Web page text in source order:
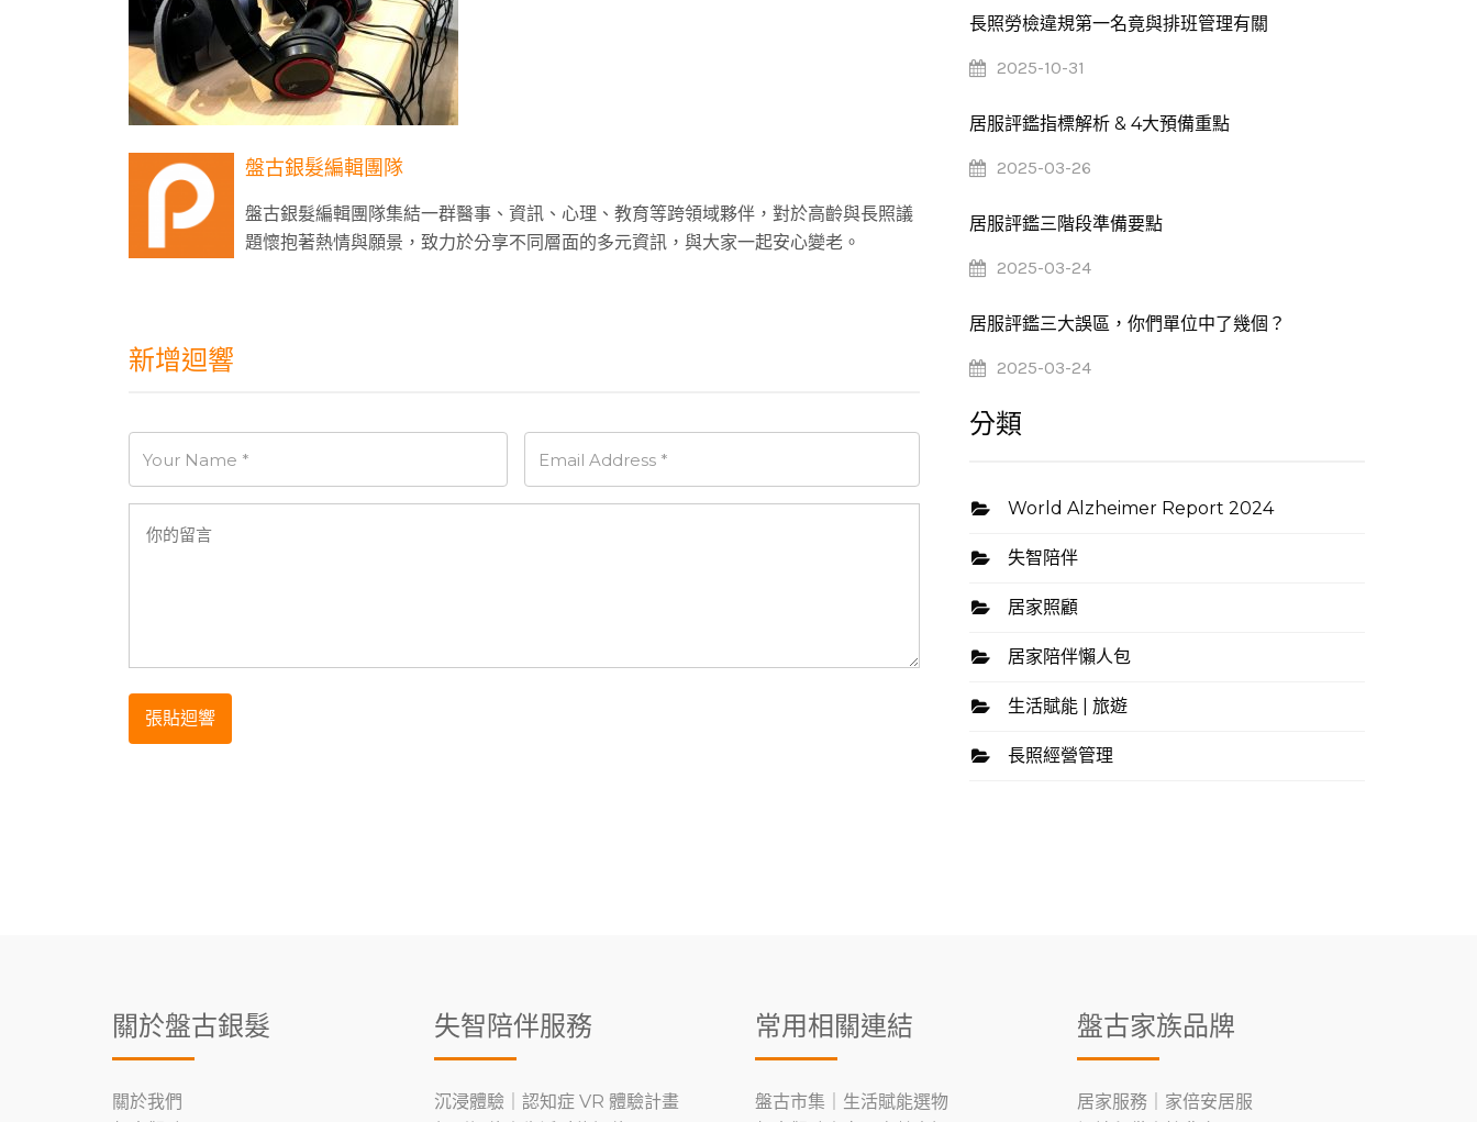
盤古銀髮編輯團隊
盤古銀髮編輯團隊集結一群醫事、資訊、心理、教育等跨領域夥伴，對於高齡與長照議
題懷抱著熱情與願景，致力於分享不同層面的多元資訊，與大家一起安心變老。
新增迴響
長照勞檢違規第一名竟與排班管理有關
2025-10-31
居服評鑑指標解析 & 4大預備重點
2025-03-26
居服評鑑三階段準備要點
2025-03-24
居服評鑑三大誤區，你們單位中了幾個？
2025-03-24
分類
World Alzheimer Report 2024
失智陪伴
居家照顧
居家陪伴懶人包
生活賦能 | 旅遊
長照經營管理
關於盤古銀髮
關於我們
失智陪伴服務
沉浸體驗｜認知症 VR 體驗計畫
常用相關連結
盤古市集｜生活賦能選物
盤古家族品牌
居家服務｜家倍安居服